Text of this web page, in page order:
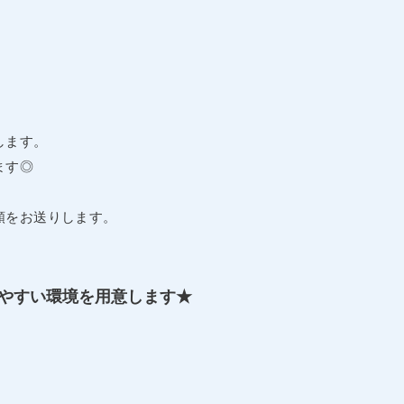
す。
す◎
お送りします。
すい環境を用意します★